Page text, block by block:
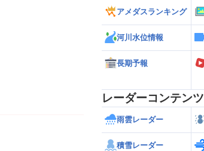
アメダスランキング
河川水位情報
長期予報
レーダーコンテンツ
雨雲レーダー
積雪レーダー